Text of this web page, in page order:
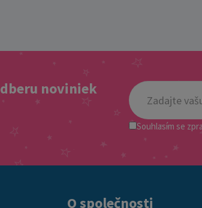
noviniek
Souhlasím se
O společnosti